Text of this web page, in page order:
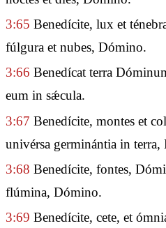
3:65 Benedícite, lux et
fúlgura et nubes, Dómino.
3:66 Benedícat terra
eum in sǽcula.
3:67 Benedícite, montes et
univérsa germinántia in
3:68 Benedícite, fontes,
flúmina, Dómino.
3:69 Benedícite, cete, et